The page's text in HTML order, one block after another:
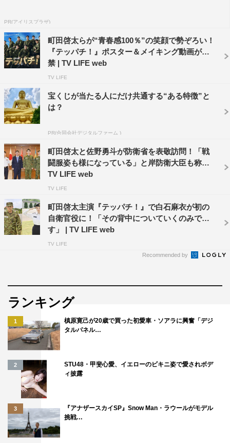
「でも、どこか親みたいなもので、僕らは守られているこ
とになかなか気づけないんです。国民のことを考えて、誇
りをもって仕事をしている、そういう人としての“志
分に影響を受けましたし、感心しました。そういう部分を
ドラマでも表現できたら」と熱く語った。
つ、「荒井役の佐藤寛太に噛み癖がありまして。“みんな
のいいパーツを噛みたい”って言うんです…。それでさっ
き“噛ませて下さい”って言われたのは“腕
暴露。
そんな男性陣を見守る白石は「皆さんストイックで、食事
にも気を付けてらっしゃるのですごいなと思いますし、肉
体美も見どころのひとつ。私自身も、撮影中に何日か食事
をタンパク質メインにしてみたりはしました」とほほ笑ん
だ。
PR(アイリスプラザ)
町田啓太らが“青春感100％”の笑顔で勢ぞろい！
『テッパチ！』ポスター＆メイキング動画が解
禁 | TV LIFE web
TV LIFE
宝くじが当たる人にだけ共通する“ある特徴”と
は？
PR(合同会社デジタルファーム )
町田啓太と佐野勇斗が防衛省を表敬訪問！「戦
闘服姿も様になっている」と岸防衛大臣も称賛 |
TV LIFE web
TV LIFE
町田啓太主演『テッパチ！』で白石麻衣が初の
自衛官役に！「その背中についていくのみで
す」 | TV LIFE web
TV LIFE
Recommended by
ランキング
1
槙原寛己が20歳で買った初愛車・ソアラに興奮「デジ
タルパネル…
2
STU48・甲斐心愛、イエローのビキニ姿で愛されボデ
ィ披露
3
『アナザースカイSP』Snow Man・ラウールがモデル
挑戦…